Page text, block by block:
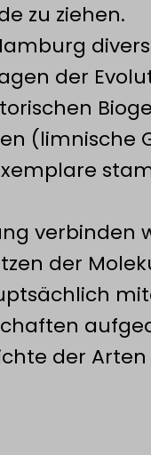
zu ziehen.
der
(limnische
verbinden
der
der